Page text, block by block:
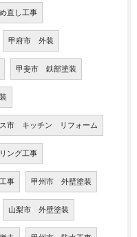
直し工事
甲府市 外装
甲斐市 鉄部塗装
ス市 キッチン リフォーム
ング工事
事 甲州市 外壁塗装
山梨市 外壁塗装